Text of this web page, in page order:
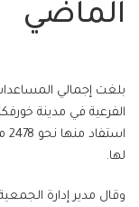
الماضي
بلغت إجمالي
لها.
وقال مدير إدارة